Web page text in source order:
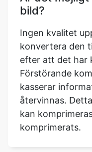
konvertera den
Förstörande
kasserar
återvinnas.
kan
komprimerats.
Vad är